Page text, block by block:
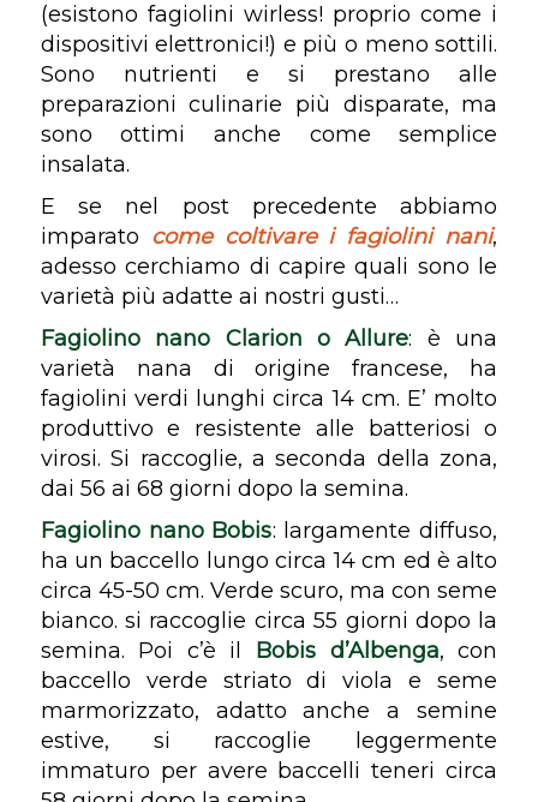
(esistono fagiolini wirless! proprio come i
dispositivi elettronici!) e più o meno sottili.
Sono nutrienti e si prestano alle
preparazioni culinarie più disparate, ma
sono ottimi anche come semplice
insalata.
E se nel post precedente abbiamo
imparato come coltivare i fagiolini nani,
adesso cerchiamo di capire quali sono le
varietà più adatte ai nostri gusti…
Fagiolino nano Clarion o Allure: è una
varietà nana di origine francese, ha
fagiolini verdi lunghi circa 14 cm. E’ molto
produttivo e resistente alle batteriosi o
virosi. Si raccoglie, a seconda della zona,
dai 56 ai 68 giorni dopo la semina.
Fagiolino nano Bobis: largamente diffuso,
ha un baccello lungo circa 14 cm ed è alto
circa 45-50 cm. Verde scuro, ma con seme
bianco. si raccoglie circa 55 giorni dopo la
semina. Poi c’è il Bobis d’Albenga, con
baccello verde striato di viola e seme
marmorizzato, adatto anche a semine
estive, si raccoglie leggermente
immaturo per avere baccelli teneri circa